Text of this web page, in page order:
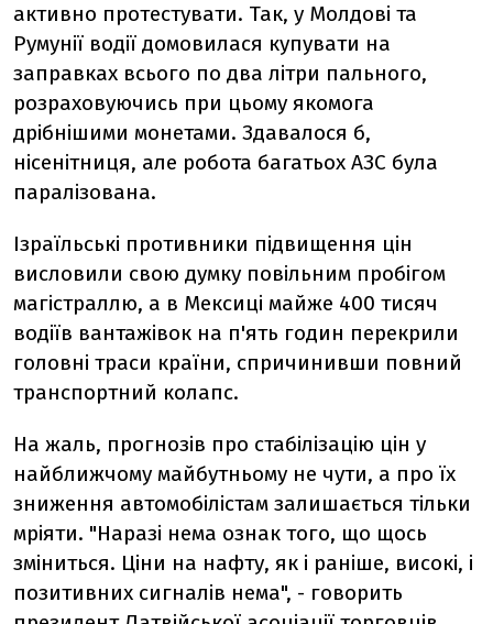
активно протестувати. Так, у Молдові та
Румунії водії домовилася купувати на
заправках всього по два літри пального,
розраховуючись при цьому якомога
дрібнішими монетами. Здавалося б,
нісенітниця, але робота багатьох АЗС була
паралізована.
Ізраїльські противники підвищення цін
висловили свою думку повільним пробігом
магістраллю, а в Мексиці майже 400 тисяч
водіїв вантажівок на п'ять годин перекрили
головні траси країни, спричинивши повний
транспортний колапс.
На жаль, прогнозів про стабілізацію цін у
найближчому майбутньому не чути, а про їх
зниження автомобілістам залишається тільки
мріяти. "Наразі нема ознак того, що щось
зміниться. Ціни на нафту, як і раніше, високі, і
позитивних сигналів нема", - говорить